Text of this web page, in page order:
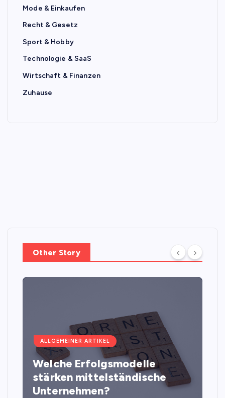
Mode & Einkaufen
Recht & Gesetz
Sport & Hobby
Technologie & SaaS
Wirtschaft & Finanzen
Zuhause
Other Story
ALLGEMEINER ARTIKEL
Welche Erfolgsmodelle
stärken mittelständische
Unternehmen?